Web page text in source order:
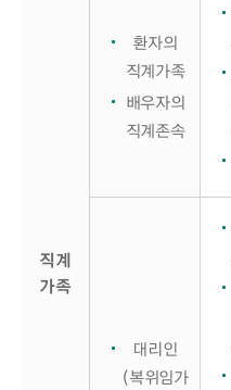
직계
가족
환자의
직계가족
배우자의
직계존속
대리인
(복위임가